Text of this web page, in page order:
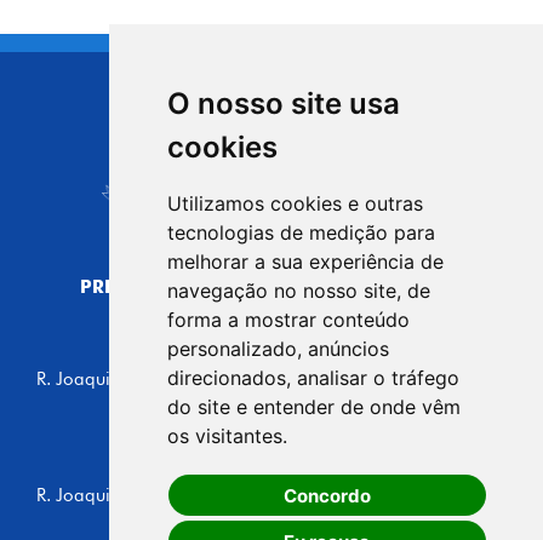
O nosso site usa
cookies
Utilizamos cookies e outras
tecnologias de medição para
melhorar a sua experiência de
navegação no nosso site, de
forma a mostrar conteúdo
personalizado, anúncios
direcionados, analisar o tráfego
do site e entender de onde vêm
os visitantes.
Concordo
CIDADE DE
Carapicuíba
PREFEITURA MUNICIPAL DE CARAPICUÍBA
CNPJ: 44.892.693/0001-40
CENTRO ADMINISTRATIVO
R. Joaquim das Neves, 211 - Vila Caldas, Carapicuíba/SP
CEP: 06310-030, Brasil
Telefone: 4164-5500
GABINETE DO PREFEITO
R. Joaquim das Neves, 205 - Vila Caldas, Carapicuíba/SP
CEP: 06310-030, Brasil